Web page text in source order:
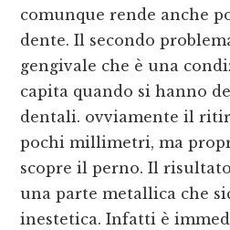
comunque rende anche
dente. Il secondo
gengivale che è una
capita quando si hanno
dentali. ovviamente il
pochi millimetri, ma
scopre il perno. Il
una parte metallica che
inestetica. Infatti è